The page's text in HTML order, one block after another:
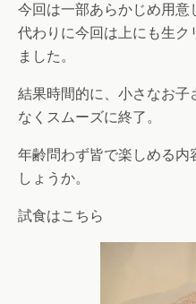
今回は一部あらかじめ用
代わりに今回は上にも生ク
ました。
結果時間的に、小さなお子
なくスムーズに終了。
年齢問わず皆で楽しめる
しょうか。
試食はこちら